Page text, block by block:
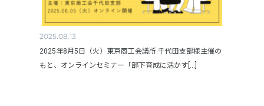
2025.08.13
2025年8月5日（火）東京商工会議所 千代田支部様主催の
もと、オンラインセミナー「部下育成に活かす[...]